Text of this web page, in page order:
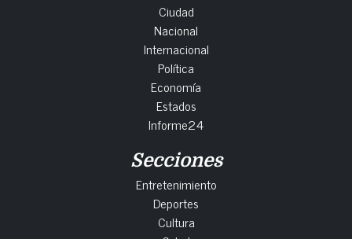
Ciudad
Nacional
Internacional
Política
Economía
Estados
Informe24
Secciones
Entretenimiento
Deportes
Cultura